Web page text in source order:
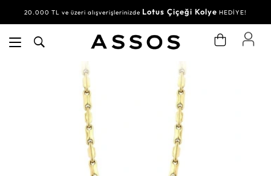
20.000 TL ve üzeri alışverişlerinizde Lotus Çiçeği Kolye HEDİYE!